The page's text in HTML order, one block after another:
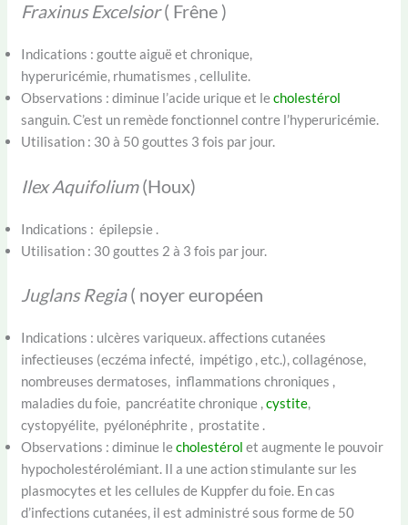
Fraxinus Excelsior( Frêne )
Indications : goutte aiguë et chronique,
hyperuricémie, rhumatismes , cellulite.
Observations : diminue l’acide urique et lecholestérol
sanguin. C’est un remède fonctionnel contre l’hyperuricémie.
Utilisation : 30 à 50 gouttes 3 fois par jour.
Ilex Aquifolium(Houx)
Indications : épilepsie .
Utilisation : 30 gouttes 2 à 3 fois par jour.
Juglans Regia( noyer européen
Indications : ulcères variqueux. affections cutanées
infectieuses (eczéma infecté, impétigo , etc.), collagénose,
nombreuses dermatoses, inflammations chroniques ,
maladies du foie, pancréatite chronique ,cystite,
cystopyélite, pyélonéphrite , prostatite .
Observations : diminue lecholestérol et augmente le pouvoir
hypocholestérolémiant. Il a une action stimulante sur les
plasmocytes et les cellules de Kuppfer du foie. En cas
d’infections cutanées, il est administré sous forme de 50